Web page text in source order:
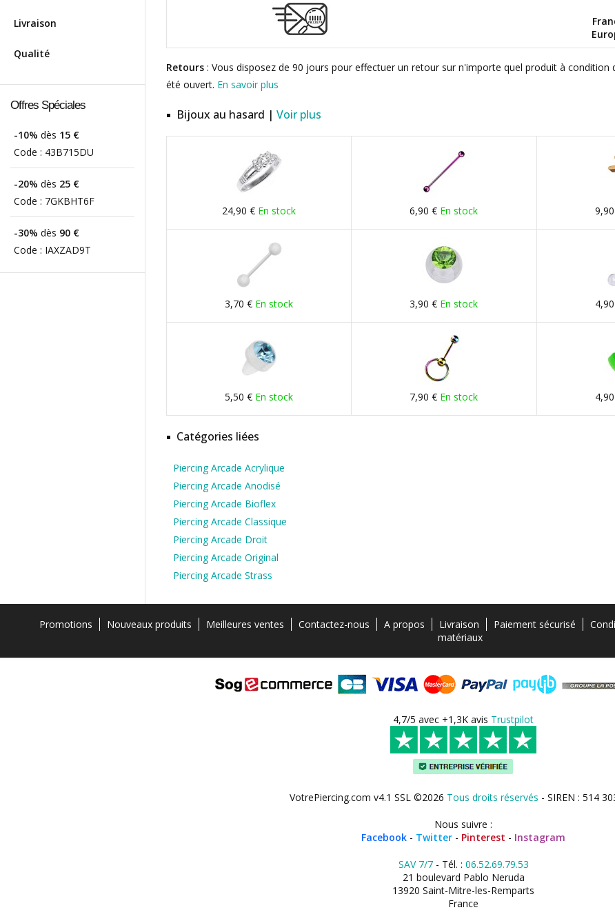
Livraison
Qualité
Offres Spéciales
-10% dès 15 €
Code : 43B715DU
-20% dès 25 €
Code : 7GKBHT6F
-30% dès 90 €
Code : IAXZAD9T
Retours : Vous disposez de 90 jours pour effectuer un retour sur n'importe quel produit à
été ouvert. En savoir plus
Bijoux au hasard | Voir plus
24,90 € En stock 6,90 € En stock
3,70 € En stock 3,90 € En stock
5,50 € En stock 7,90 € En stock
Catégories liées
Piercing Arcade Acrylique
Piercing Arcade Anodisé
Piercing Arcade Bioflex
Piercing Arcade Classique
Piercing Arcade Droit
Piercing Arcade Original
Piercing Arcade Strass
Promotions Nouveaux produits Meilleures ventes Contactez-nous A propos Livraison Paiement sécurisé
matériaux
4,7/5 avec +1,3K avis Trustpilot
VotrePiercing.com v4.1 SSL ©2026 Tous droits réservés - SIREN : 514
Nous suivre :
Facebook - Twitter - Pinterest - Instagram
SAV 7/7- Tél. : 06.52.69.79.53
21 boulevard Pablo Neruda
13920 Saint-Mitre-les-Remparts
France